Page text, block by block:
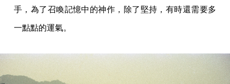
手，為了召喚記憶中的神作，除了堅持，有時還需要多
一點點的運氣。